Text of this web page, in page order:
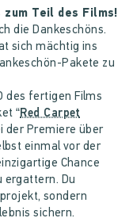
zum Teil des Films!
die Dankeschöns.
sich mächtig ins
Pakete zu
des fertigen Films
“Red Carpet
der Premiere über
einmal vor der
Chance
ergattern. Du
sondern
sichern.